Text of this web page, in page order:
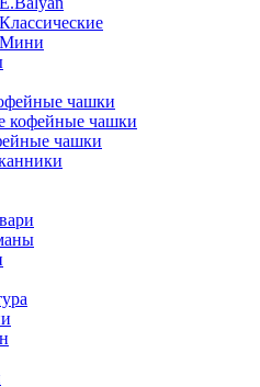
чашки
кофейные чашки
чашки